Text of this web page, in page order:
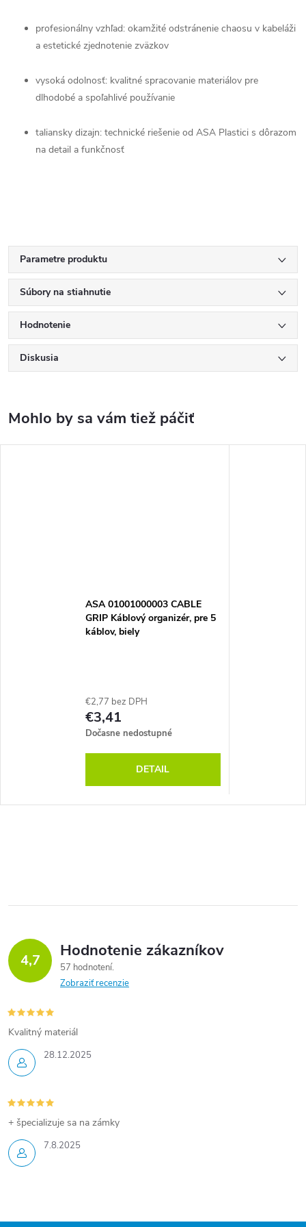
profesionálny vzhľad: okamžité odstránenie chaosu v kabeláži
a estetické zjednotenie zväzkov
vysoká odolnosť: kvalitné spracovanie materiálov pre
dlhodobé a spoľahlivé používanie
taliansky dizajn: technické riešenie od ASA Plastici s dôrazom
na detail a funkčnosť
Parametre produktu
Súbory na stiahnutie
Hodnotenie
Diskusia
ASA 01001000003 CABLE
GRIP Káblový organizér, pre 5
káblov, biely
€2,77 bez DPH
€3,41
Dočasne nedostupné
DETAIL
4,7 Hodnotenie zákazníkov
57 hodnotení
Zobraziť recenzie
28.12.2025
Kvalitný materiál
7.8.2025
+ špecializuje sa na zámky